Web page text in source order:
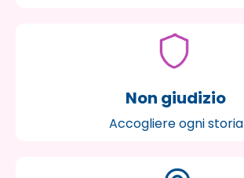
Non giudizio
Accogliere ogni storia